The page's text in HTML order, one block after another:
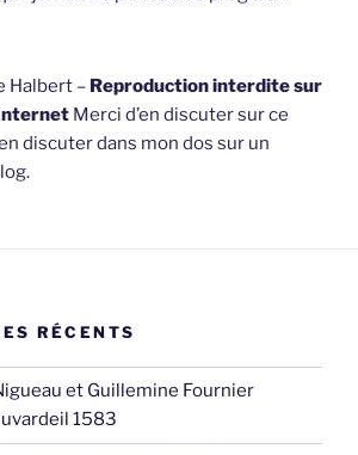
Halbert – Reproduction interdite sur
Merci d’en discuter sur ce
discuter dans mon dos sur un
RÉCENTS
et Guillemine Fournier
1583